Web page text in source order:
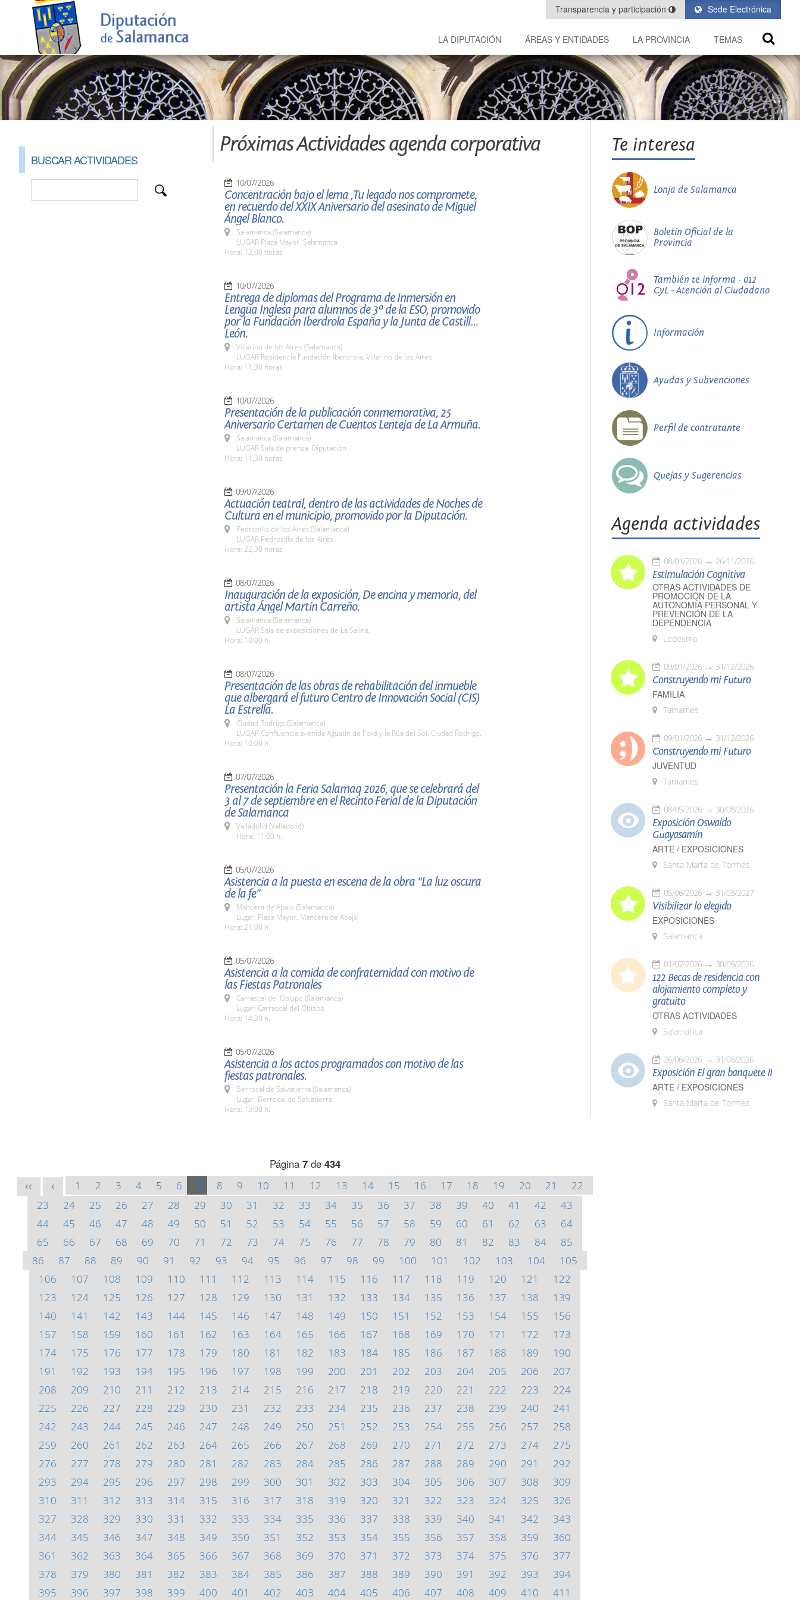
Sede Electrónica
Transparencia y participación
LA DIPUTACIÓN ÁREAS Y ENTIDADES LA PROVINCIA TEMAS
BUSCAR ACTIVIDADES
Próximas Actividades agenda corporativa
10/07/2026
Concentración bajo el lema ,Tu legado nos compromete,
en recuerdo del XXIX Aniversario del asesinato de Miguel
Ángel Blanco.
Salamanca (Salamanca)
LUGAR Plaza Mayor. Salamanca
Hora: 12,00 horas
10/07/2026
Entrega de diplomas del Programa de Inmersión en
Lengua Inglesa para alumnos de 3º de la ESO, promovido
por la Fundación Iberdrola España y la Junta de Castilla y
León.
Villarino de los Aires (Salamanca)
LUGAR Residencia Fundación Iberdrola. Villarino de los Aires.
Hora: 11,30 horas
10/07/2026
Presentación de la publicación conmemorativa, 25
Aniversario Certamen de Cuentos Lenteja de La Armuña.
Salamanca (Salamanca)
LUGAR Sala de prensa. Diputación
Hora: 11,30 horas
09/07/2026
Actuación teatral, dentro de las actividades de Noches de
Cultura en el municipio, promovido por la Diputación.
Pedrosillo de los Aires (Salamanca)
LUGAR Pedrosillo de los Aires
Hora: 22,30 horas
08/07/2026
Inauguración de la exposición, De encina y memoria, del
artista Ángel Martín Carreño.
Salamanca (Salamanca)
LUGAR Sala de exposiciones de La Salina.
Hora: 10:00 h.
08/07/2026
Presentación de las obras de rehabilitación del inmueble
que albergará el futuro Centro de Innovación Social (CIS)
La Estrella.
Ciudad Rodrigo (Salamanca)
LUGAR Confluencia avenida Agustín de Foxá y la Rúa del Sol. Ciudad Rodrigo.
Hora: 10:00 h.
07/07/2026
Presentación la Feria Salamaq 2026, que se celebrará del
3 al 7 de septiembre en el Recinto Ferial de la Diputación
de Salamanca
Valladolid (Valladolid)
Hora: 11:00 h.
05/07/2026
Asistencia a la puesta en escena de la obra "La luz oscura
de la fe"
Mancera de Abajo (Salamanca)
Lugar: Plaza Mayor. Mancera de Abajo
Hora: 21:00 h.
05/07/2026
Asistencia a la comida de confraternidad con motivo de
las Fiestas Patronales
Carrascal del Obispo (Salamanca)
Lugar: Carrascal del Obispo
Hora: 14:30 h.
05/07/2026
Asistencia a los actos programados con motivo de las
fiestas patronales.
Berrocal de Salvatierra (Salamanca)
Lugar: Berrocal de Salvatierra
Hora: 13:00 h.
Página 7de 434
<< < 1 2 3 4 5 6 7 8 9 10 11 12 13 14 15 16 17 18 19 20 21
22
23
24 25 26 27 28 29 30 31 32 33 34 35 36 37 38 39 40 41 42
43
44
45 46 47 48 49 50 51 52 53 54 55 56 57 58 59 60 61 62 63
64
65
66 67 68 69 70 71 72 73 74 75 76 77 78 79 80 81 82 83 84
85
86
87 88 89 90 91 92 93 94 95 96 97 98 99 100 101 102 103 104
105
106
107 108 109 110 111 112 113 114 115 116 117 118 119 120 121
122
123
124 125 126 127 128 129 130 131 132 133 134 135 136 137 138
139
140
141 142 143 144 145 146 147 148 149 150 151 152 153 154 155
156
157
158 159 160 161 162 163 164 165 166 167 168 169 170 171 172
173
174
175 176 177 178 179 180 181 182 183 184 185 186 187 188 189
190
191
192 193 194 195 196 197 198 199 200 201 202 203 204 205 206
207
208
209 210 211 212 213 214 215 216 217 218 219 220 221 222 223
224
225
226 227 228 229 230 231 232 233 234 235 236 237 238 239 240
241
242
243 244 245 246 247 248 249 250 251 252 253 254 255 256 257
258
259
260 261 262 263 264 265 266 267 268 269 270 271 272 273 274
275
276
277 278 279 280 281 282 283 284 285 286 287 288 289 290 291
292
293
294 295 296 297 298 299 300 301 302 303 304 305 306 307 308
309
310
311 312 313 314 315 316 317 318 319 320 321 322 323 324 325
326
327
328 329 330 331 332 333 334 335 336 337 338 339 340 341 342
343
344
345 346 347 348 349 350 351 352 353 354 355 356 357 358 359
360
361
362 363 364 365 366 367 368 369 370 371 372 373 374 375 376
377
378
379 380 381 382 383 384 385 386 387 388 389 390 391 392 393
394
395
396 397 398 399 400 401 402 403 404 405 406 407 408 409 410 411
Te interesa
Lonja de Salamanca
Boletín Oficial de la
Provincia
También te informa - 012
CyL - Atención al Ciudadano
Información
Ayudas y Subvenciones
Perfil de contratante
Quejas y Sugerencias
Agenda actividades
08/01/2026 26/11/2026
Estimulación Cognitiva
OTRAS ACTIVIDADES DE
PROMOCIÓN DE LA
AUTONOMÍA PERSONAL Y
PREVENCIÓN DE LA
DEPENDENCIA
Ledesma
09/01/2026 31/12/2026
Construyendo mi Futuro
FAMILIA
Tamames
09/01/2026 31/12/2026
Construyendo mi Futuro
JUVENTUD
Tamames
08/05/2026 30/08/2026
Exposición Oswaldo
Guayasamín
ARTE / EXPOSICIONES
Santa Marta de Tormes
05/06/2026 31/03/2027
Visibilizar lo elegido
EXPOSICIONES
Salamanca
01/07/2026 30/09/2026
122 Becas de residencia con
alojamiento completo y
gratuito
OTRAS ACTIVIDADES
Salamanca
26/06/2026 31/08/2026
Exposición El gran banquete II
ARTE / EXPOSICIONES
Santa Marta de Tormes